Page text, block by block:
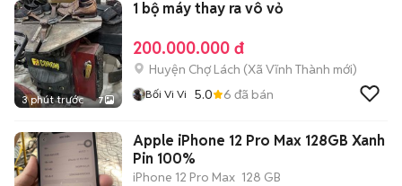
3 phút trước 7
1 bộ máy thay ra vô vỏ
200.000.000 đ
Huyện Chợ Lách (Xã Vĩnh Thành mới)
Bối Vi Vi 5.0 6 đã bán
Apple iPhone 12 Pro Max 128GB Xanh
Pin 100%
iPhone 12 Pro Max 128 GB